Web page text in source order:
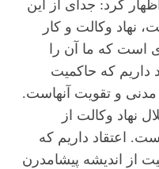
کرد: جدای از این
نهاد وکالت و کار
است که ما آن را
داریم که حاکمیت
و تقویت آنهاست.
نهاد وکالت از
اعتقاد داریم که
از اندیشه پیشامدرن